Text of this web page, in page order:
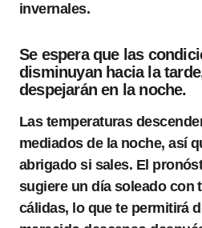
invernales.
Se espera que las
disminuyan hacia la
despejarán en la noche.
Las temperaturas
mediados de la noche, así
abrigado si sales. El
sugiere un día soleado con
cálidas, lo que te permitirá